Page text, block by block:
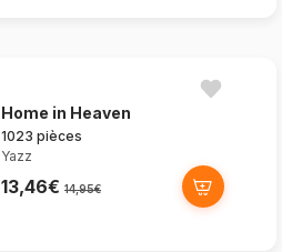
Home in Heaven
1023 pièces
Yazz
13,46€ 14,95€